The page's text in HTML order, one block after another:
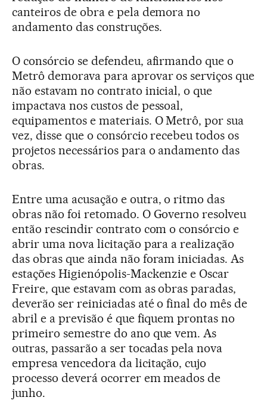
canteiros de obra e pela demora no
andamento das construções.
O consórcio se defendeu, afirmando que o
Metrô demorava para aprovar os serviços que
não estavam no contrato inicial, o que
impactava nos custos de pessoal,
equipamentos e materiais. O Metrô, por sua
vez, disse que o consórcio recebeu todos os
projetos necessários para o andamento das
obras.
Entre uma acusação e outra, o ritmo das
obras não foi retomado. O Governo resolveu
então rescindir contrato com o consórcio e
abrir uma nova licitação para a realização
das obras que ainda não foram iniciadas. As
estações Higienópolis-Mackenzie e Oscar
Freire, que estavam com as obras paradas,
deverão ser reiniciadas até o final do mês de
abril e a previsão é que fiquem prontas no
primeiro semestre do ano que vem. As
outras, passarão a ser tocadas pela nova
empresa vencedora da licitação, cujo
processo deverá ocorrer em meados de
junho.